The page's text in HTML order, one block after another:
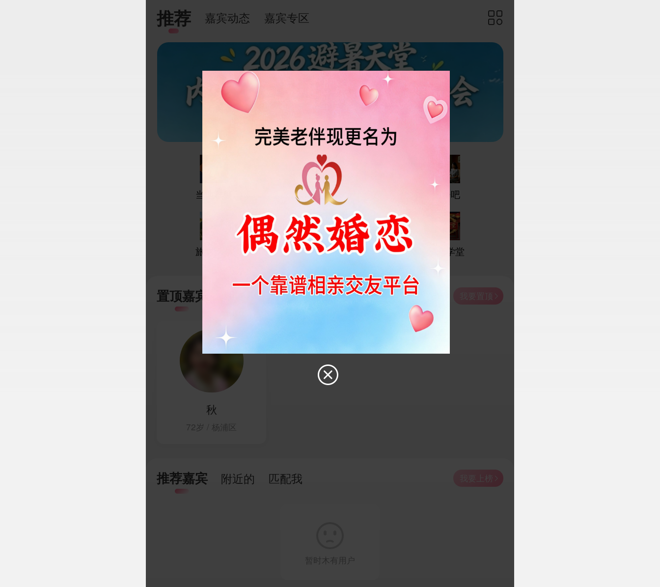
推荐 嘉宾动态 嘉宾专区 
当地群聊 小纸条 约会吧
旅居活动 红娘服务 婚恋学堂
置顶嘉宾 我要置顶 
秋
72岁 / 杨浦区
推荐嘉宾 附近的 匹配我 我要上榜
暂时木有用户
